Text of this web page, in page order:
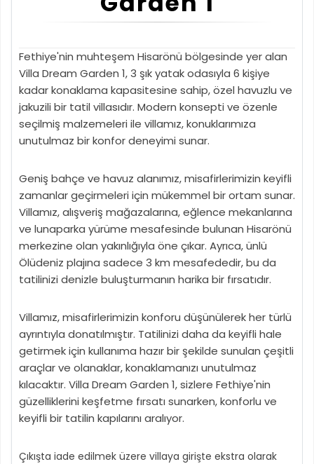
Fethiye'nin muhteşem Hisarönü bölgesinde yer alan
Villa Dream Garden 1, 3 şık yatak odasıyla 6 kişiye
kadar konaklama kapasitesine sahip, özel havuzlu ve
jakuzili bir tatil villasıdır. Modern konsepti ve özenle
seçilmiş malzemeleri ile villamız, konuklarımıza
unutulmaz bir konfor deneyimi sunar.
Geniş bahçe ve havuz alanımız, misafirlerimizin keyifli
zamanlar geçirmeleri için mükemmel bir ortam sunar.
Villamız, alışveriş mağazalarına, eğlence mekanlarına
ve lunaparka yürüme mesafesinde bulunan Hisarönü
merkezine olan yakınlığıyla öne çıkar. Ayrıca, ünlü
Ölüdeniz plajına sadece 3 km mesafededir, bu da
tatilinizi denizle buluşturmanın harika bir fırsatıdır.
Villamız, misafirlerimizin konforu düşünülerek her türlü
ayrıntıyla donatılmıştır. Tatilinizi daha da keyifli hale
getirmek için kullanıma hazır bir şekilde sunulan çeşitli
araçlar ve olanaklar, konaklamanızı unutulmaz
kılacaktır. Villa Dream Garden 1, sizlere Fethiye'nin
güzelliklerini keşfetme fırsatı sunarken, konforlu ve
keyifli bir tatilin kapılarını aralıyor.
Çıkışta iade edilmek üzere villaya girişte ekstra olarak